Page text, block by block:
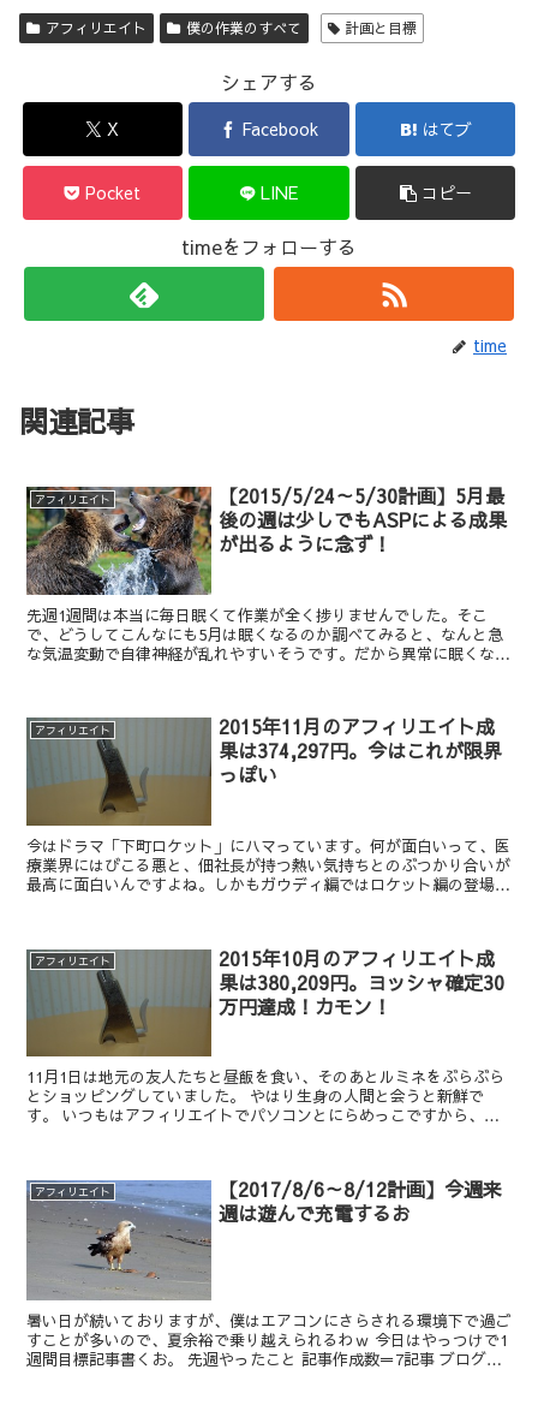
アフィリエイト 僕の作業のすべて 計画と目標
シェアする
X Facebook はてブ
Pocket LINE コピー
timeをフォローする
time
関連記事
アフィリエイト
【2015/5/24～5/30計画】5月最
後の週は少しでもASPによる成果
が出るように念ず！
先週1週間は本当に毎日眠くて作業が全く捗りませんでした。そこ
で、どうしてこんなにも5月は眠くなるのか調べてみると、なんと急
な気温変動で自律神経が乱れやすいそうです。だから異常に眠くなっ
アフィリエイト
2015年11月のアフィリエイト成
果は374,297円。今はこれが限界
っぽい
今はドラマ「下町ロケット」にハマっています。何が面白いって、医
療業界にはびこる悪と、佃社長が持つ熱い気持ちとのぶつかり合いが
最高に面白いんですよね。しかもガウディ編ではロケット編の登場人
アフィリエイト
2015年10月のアフィリエイト成
果は380,209円。ヨッシャ確定30
万円達成！カモン！
11月1日は地元の友人たちと昼飯を食い、そのあとルミネをぶらぶら
とショッピングしていました。 やはり生身の人間と会うと新鮮で
す。 いつもはアフィリエイトでパソコンとにらめっこですから、廃
アフィリエイト
【2017/8/6～8/12計画】今週来
週は遊んで充電するお
暑い日が続いておりますが、僕はエアコンにさらされる環境下で過ご
すことが多いので、夏余裕で乗り越えられるわｗ 今日はやっつけで1
週間目標記事書くお。 先週やったこと 記事作成数＝7記事 ブログ